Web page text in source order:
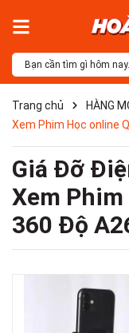
Trang chủ HÀNG
Xem Phim Học online
Giá Đỡ
Xem
360 Độ